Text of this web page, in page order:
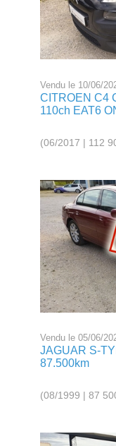
Vendu le 10/06/
CITROEN C4
110ch EAT6
(06/2017 | 112
Vendu le 05/06/
JAGUAR S-
87.500km
(08/1999 | 87